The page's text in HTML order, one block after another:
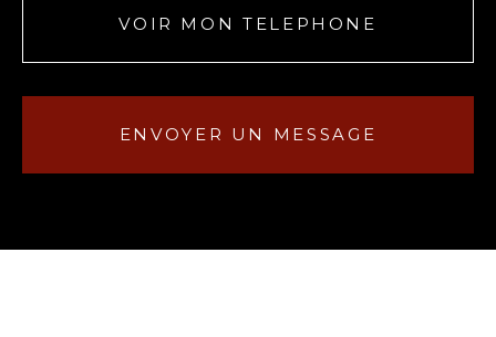
VOIR MON TELEPHONE
ENVOYER UN MESSAGE